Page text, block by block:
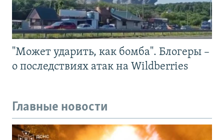
"Может ударить, как бомба". Блогеры –
о последствиях атак на Wildberries
Главные новости